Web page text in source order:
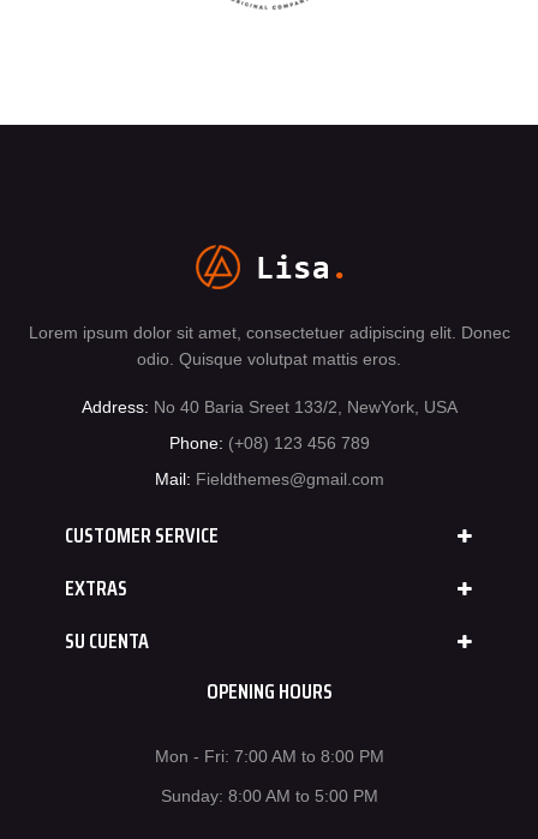
Lorem ipsum dolor sit amet, consectetuer adipiscing elit. Donec
odio. Quisque volutpat mattis eros.
Address: No 40 Baria Sreet 133/2, NewYork, USA
Phone: (+08) 123 456 789
Mail: Fieldthemes@gmail.com
CUSTOMER SERVICE
EXTRAS
SU CUENTA
OPENING HOURS
Mon - Fri: 7:00 AM to 8:00 PM
Sunday: 8:00 AM to 5:00 PM